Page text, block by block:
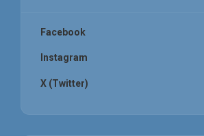
Facebook
Instagram
X (Twitter)